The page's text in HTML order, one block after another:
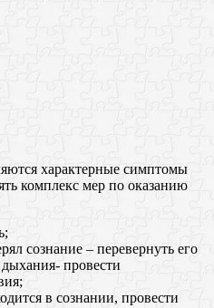
характерные симптомы
комплекс мер по оказанию
сознание – перевернуть его
провести
в сознании, провести